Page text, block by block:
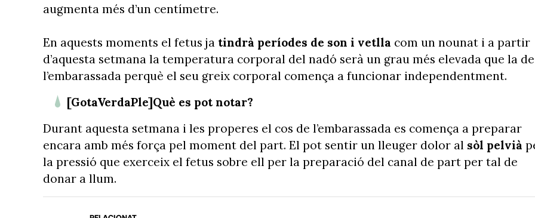
augmenta més d’un centímetre.
En aquests moments el fetus ja tindrà períodes de son i vetlla com un nounat i a partir
d’aquesta setmana la temperatura corporal del nadó serà un grau més elevada que la de
l’embarassada perquè el seu greix corporal comença a funcionar independentment.
[GotaVerdaPle]Què es pot notar?
Durant aquesta setmana i les properes el cos de l’embarassada es comença a preparar
encara amb més força pel moment del part. El pot sentir un lleuger dolor al sòl pelvià
la pressió que exerceix el fetus sobre ell per la preparació del canal de part per tal de
donar a llum.